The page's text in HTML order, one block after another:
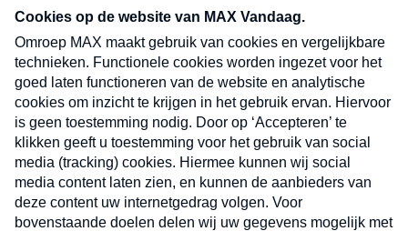
nieuwsbrief. Elke vrijdag- en dinsdagochtend in
uw mailbox.
Verzend